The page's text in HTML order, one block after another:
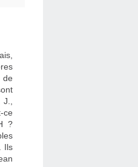
de
ce
?
Ils